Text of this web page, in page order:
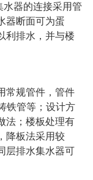
器的连接采用管
器断面可为蛋
利排水，并与楼
常规管件，管件
铁管等；设计方
法；楼板处理有
降板法采用较
层排水集水器可